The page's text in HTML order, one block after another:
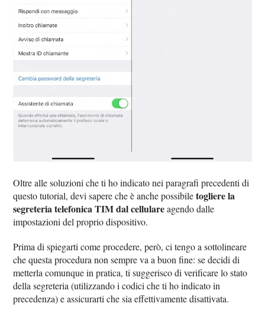
Oltre alle soluzioni che ti ho indicato nei paragrafi precedenti di
questo tutorial, devi sapere che è anche possibiletogliere la
segreteria telefonica TIM dal cellulareagendo dalle
impostazioni del proprio dispositivo.
Prima di spiegarti come procedere, però, ci tengo a sottolineare
che questa procedura non sempre va a buon fine: se decidi di
metterla comunque in pratica, ti suggerisco di verificare lo stato
della segreteria (utilizzando i codici che ti ho indicato in
precedenza) e assicurarti che sia effettivamente disattivata.